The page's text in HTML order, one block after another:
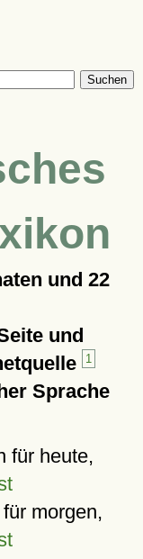
Suchen
und 22
und
1
Sprache
für heute,
morgen,